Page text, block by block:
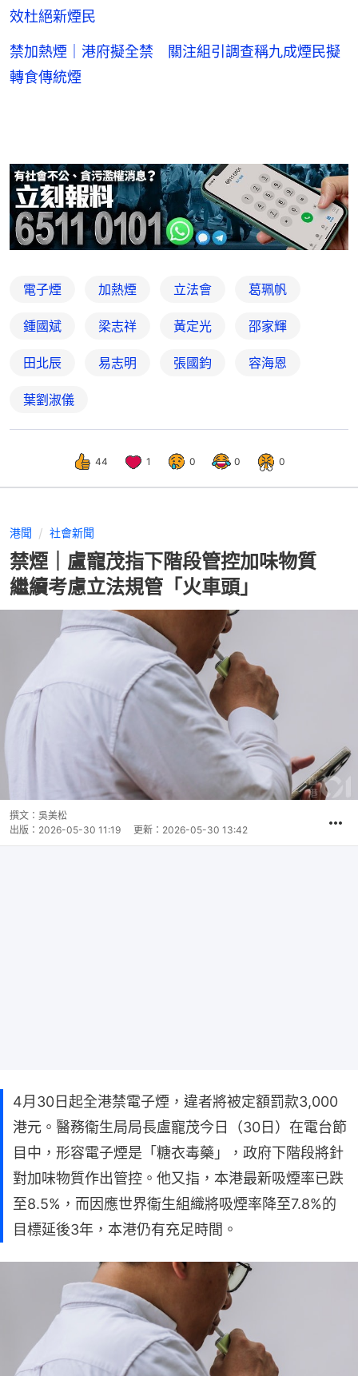
效杜絕新煙民
禁加熱煙｜港府擬全禁 關注組引調查稱九成煙民擬
轉食傳統煙
電子煙 加熱煙 立法會 葛珮帆
鍾國斌 梁志祥 黃定光 邵家輝
田北辰 易志明 張國鈞 容海恩
葉劉淑儀
44 1 0 0 0
港聞 社會新聞
禁煙｜盧寵茂指下階段管控加味物質
繼續考慮立法規管「火車頭」
撰文： 吳美松
出版： 2026-05-30 11:19 更新： 2026-05-30 13:42
4月30日起全港禁電子煙，違者將被定額罰款3,000
港元。醫務衞生局局長盧寵茂今日（30日）在電台節
目中，形容電子煙是「糖衣毒藥」，政府下階段將針
對加味物質作出管控。他又指，本港最新吸煙率已跌
至8.5%，而因應世界衞生組織將吸煙率降至7.8%的
目標延後3年，本港仍有充足時間。